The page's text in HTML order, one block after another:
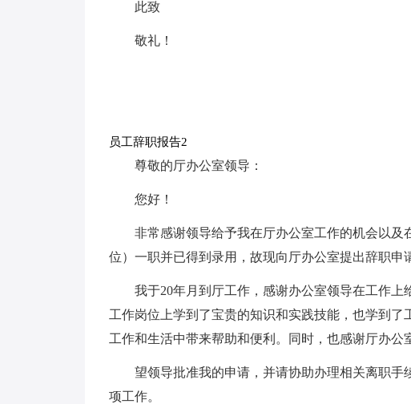
此致
敬礼！
员工辞职报告2
尊敬的厅办公室领导：
您好！
非常感谢领导给予我在厅办公室工作的机会以
位）一职并已得到录用，故现向厅办公室提出辞职申
我于20年月到厅工作，感谢办公室领导在工作上
工作岗位上学到了宝贵的知识和实践技能，也学到
工作和生活中带来帮助和便利。同时，也感谢厅办公
望领导批准我的申请，并请协助办理相关离职
项工作。